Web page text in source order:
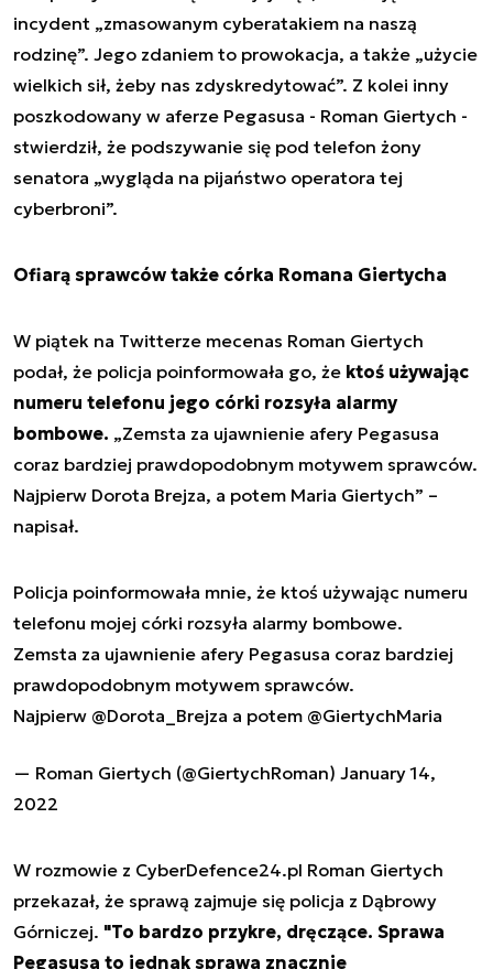
incydent „zmasowanym cyberatakiem na naszą
rodzinę”. Jego zdaniem to prowokacja, a także „użycie
wielkich sił, żeby nas zdyskredytować”. Z kolei inny
poszkodowany w aferze Pegasusa - Roman Giertych -
stwierdził, że podszywanie się pod telefon żony
senatora „wygląda na pijaństwo operatora tej
cyberbroni”.
Ofiarą sprawców także córka Romana Giertycha
W piątek na Twitterze mecenas Roman Giertych
podał, że policja poinformowała go, że ktoś używając
numeru telefonu jego córki rozsyła alarmy
bombowe. „Zemsta za ujawnienie afery Pegasusa
coraz bardziej prawdopodobnym motywem sprawców.
Najpierw Dorota Brejza, a potem Maria Giertych” –
napisał.
Policja poinformowała mnie, że ktoś używając numeru
telefonu mojej córki rozsyła alarmy bombowe.
Zemsta za ujawnienie afery Pegasusa coraz bardziej
prawdopodobnym motywem sprawców.
Najpierw @Dorota_Brejza a potem @GiertychMaria
— Roman Giertych (@GiertychRoman) January 14,
2022
W rozmowie z CyberDefence24.pl Roman Giertych
przekazał, że sprawą zajmuje się policja z Dąbrowy
Górniczej. "To bardzo przykre, dręczące. Sprawa
Pegasusa to jednak sprawa znacznie